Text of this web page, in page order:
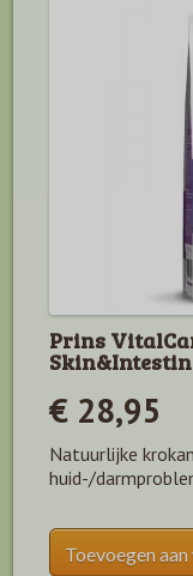
Prins
€ 28,95
Natuurlijke
huid-/
Toevoegen